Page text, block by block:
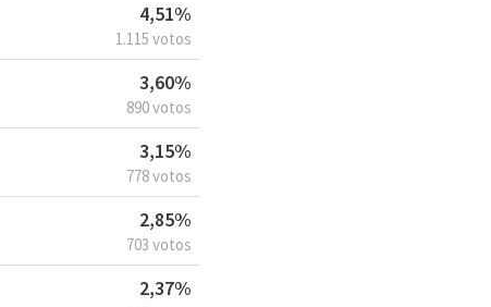
4,51%
1.115 votos
3,60%
890 votos
3,15%
778 votos
2,85%
703 votos
2,37%